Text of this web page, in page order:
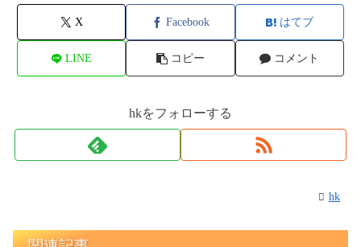
X Facebook はてブ
LINE コピー コメント
hkをフォローする
hk